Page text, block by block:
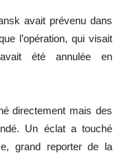
avait prévenu dans
l’opération, qui visait
été annulée en
directement mais des
Un éclat a touché
grand reporter de la